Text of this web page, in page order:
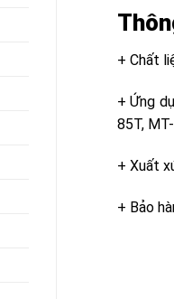
+ Chất
+ Ứng
85T,
+ Xuất
+ Bảo